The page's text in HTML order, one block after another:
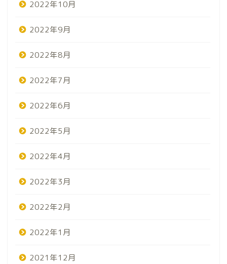
2022年10月
2022年9月
2022年8月
2022年7月
2022年6月
2022年5月
2022年4月
2022年3月
2022年2月
2022年1月
2021年12月